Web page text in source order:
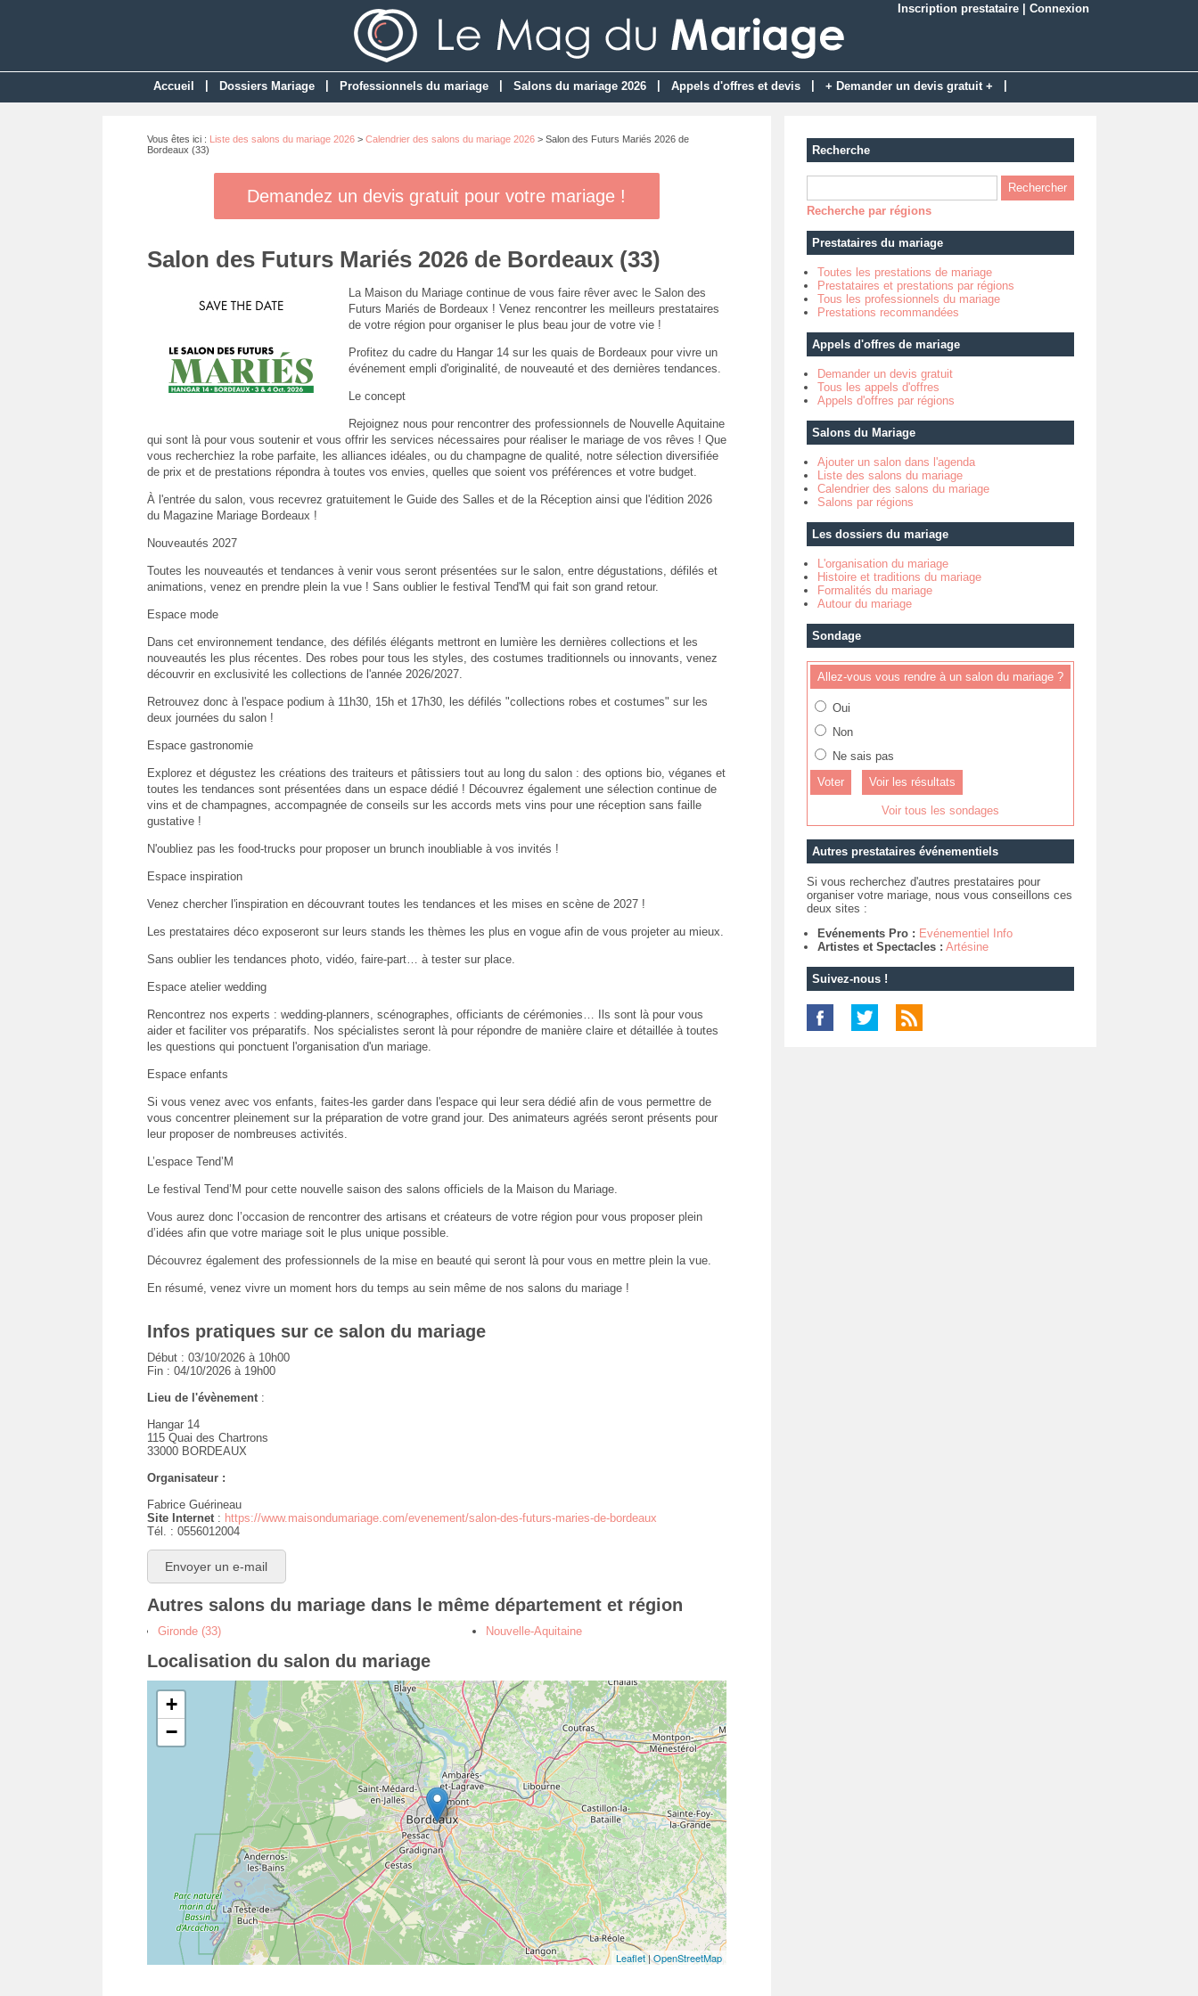
Inscription prestataire Connexion
Accueil Dossiers Mariage Professionnels du mariage Salons du mariage 2026 Appels d'offres et devis + Demander un devis gratuit +
Vous êtes ici : Liste des salons du mariage 2026> Calendrier des salons du mariage 2026> Salon des Futurs Mariés 2026 de
Bordeaux (33)
Demandez un devis gratuit pour votre mariage !
Salon des Futurs Mariés 2026 de Bordeaux (33)
La Maison du Mariage continue de vous faire rêver avec le Salon des
Futurs Mariés de Bordeaux ! Venez rencontrer les meilleurs prestataires
de votre région pour organiser le plus beau jour de votre vie !
Profitez du cadre du Hangar 14 sur les quais de Bordeaux pour vivre un
événement empli d'originalité, de nouveauté et des dernières tendances.
Le concept
Rejoignez nous pour rencontrer des professionnels de Nouvelle Aquitaine
qui sont là pour vous soutenir et vous offrir les services nécessaires pour réaliser le mariage de vos rêves ! Que
vous recherchiez la robe parfaite, les alliances idéales, ou du champagne de qualité, notre sélection diversifiée
de prix et de prestations répondra à toutes vos envies, quelles que soient vos préférences et votre budget.
À l'entrée du salon, vous recevrez gratuitement le Guide des Salles et de la Réception ainsi que l'édition 2026
du Magazine Mariage Bordeaux !
Nouveautés 2027
Toutes les nouveautés et tendances à venir vous seront présentées sur le salon, entre dégustations, défilés et
animations, venez en prendre plein la vue ! Sans oublier le festival Tend'M qui fait son grand retour.
Espace mode
Dans cet environnement tendance, des défilés élégants mettront en lumière les dernières collections et les
nouveautés les plus récentes. Des robes pour tous les styles, des costumes traditionnels ou innovants, venez
découvrir en exclusivité les collections de l'année 2026/2027.
Retrouvez donc à l'espace podium à 11h30, 15h et 17h30, les défilés "collections robes et costumes" sur les
deux journées du salon !
Espace gastronomie
Explorez et dégustez les créations des traiteurs et pâtissiers tout au long du salon : des options bio, véganes et
toutes les tendances sont présentées dans un espace dédié ! Découvrez également une sélection continue de
vins et de champagnes, accompagnée de conseils sur les accords mets vins pour une réception sans faille
gustative !
N'oubliez pas les food-trucks pour proposer un brunch inoubliable à vos invités !
Espace inspiration
Venez chercher l'inspiration en découvrant toutes les tendances et les mises en scène de 2027 !
Les prestataires déco exposeront sur leurs stands les thèmes les plus en vogue afin de vous projeter au mieux.
Sans oublier les tendances photo, vidéo, faire-part… à tester sur place.
Espace atelier wedding
Rencontrez nos experts : wedding-planners, scénographes, officiants de cérémonies… Ils sont là pour vous
aider et faciliter vos préparatifs. Nos spécialistes seront là pour répondre de manière claire et détaillée à toutes
les questions qui ponctuent l'organisation d'un mariage.
Espace enfants
Si vous venez avec vos enfants, faites-les garder dans l'espace qui leur sera dédié afin de vous permettre de
vous concentrer pleinement sur la préparation de votre grand jour. Des animateurs agréés seront présents pour
leur proposer de nombreuses activités.
L’espace Tend’M
Le festival Tend’M pour cette nouvelle saison des salons officiels de la Maison du Mariage.
Vous aurez donc l’occasion de rencontrer des artisans et créateurs de votre région pour vous proposer plein
d’idées afin que votre mariage soit le plus unique possible.
Découvrez également des professionnels de la mise en beauté qui seront là pour vous en mettre plein la vue.
En résumé, venez vivre un moment hors du temps au sein même de nos salons du mariage !
Infos pratiques sur ce salon du mariage
Début : 03/10/2026 à 10h00
Fin : 04/10/2026 à 19h00
Lieu de l'évènement:
Hangar 14
115 Quai des Chartrons
33000 BORDEAUX
Organisateur :
Fabrice Guérineau
Site Internet: https://www.maisondumariage.com/evenement/salon-des-futurs-maries-de-bordeaux
Tél. : 0556012004
Envoyer un e-mail
Autres salons du mariage dans le même département et région
Gironde (33) Nouvelle-Aquitaine
Localisation du salon du mariage
+
−
Leaflet|OpenStreetMap
Recherche
Recherche par régions
Prestataires du mariage
Toutes les prestations de mariage
Prestataires et prestations par régions
Tous les professionnels du mariage
Prestations recommandées
Appels d'offres de mariage
Demander un devis gratuit
Tous les appels d'offres
Appels d'offres par régions
Salons du Mariage
Ajouter un salon dans l'agenda
Liste des salons du mariage
Calendrier des salons du mariage
Salons par régions
Les dossiers du mariage
L'organisation du mariage
Histoire et traditions du mariage
Formalités du mariage
Autour du mariage
Sondage
Allez-vous vous rendre à un salon du mariage ?
Oui
Non
Ne sais pas
Voir les résultats
Voir tous les sondages
Autres prestataires événementiels
Si vous recherchez d'autres prestataires pour
organiser votre mariage, nous vous conseillons ces
deux sites :
Evénements Pro : Evénementiel Info
Artistes et Spectacles : Artésine
Suivez-nous !